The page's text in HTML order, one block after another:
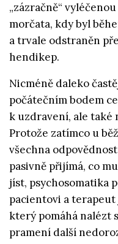
„zázračně“
morčata, kdy byl
a trvale odstraněn
hendikep.
Nicméně daleko
počátečním bodem
k uzdravení, ale také
Protože zatímco u
všechna
pasivně přijímá, co
jíst, psychosomatika
pacientovi a
který pomáhá nalézt
pramení další